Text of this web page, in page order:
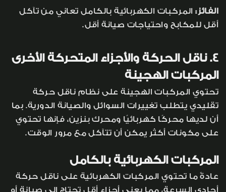
الفائز:المركبات الكهربائية بالكامل تعاني من تآكل
أقل للمكابح واحتياجات صيانة أقل.
4. ناقل الحركة والأجزاء المتحركة الأخرى
المركبات الهجينة
تحتوي المركبات الهجينة على نظام ناقل حركة
تقليدي يتطلب تغييرات السوائل والصيانة الدورية. بما
أن لديها محركًا كهربائيًا ومحرك بنزين، فإنها تحتوي
على مكونات أكثر يمكن أن تتآكل مع مرور الوقت.
المركبات الكهربائية بالكامل
عادةً ما تحتوي المركبات الكهربائية على ناقل حركة
أحادي السرعة، مما يعني أجزاء أقل تحتاج إلى صيانة أو